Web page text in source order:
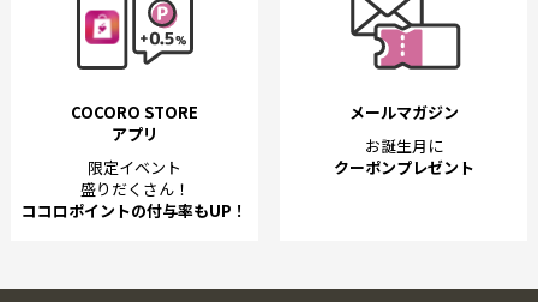
COCORO STORE
アプリ
限定イベント
盛りだくさん！
ココロポイントの付与率もUP！
メールマガジン
お誕生月に
クーポンプレゼント